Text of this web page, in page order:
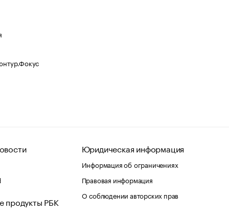
продукты РБК
Юридическая информация
Информация об ограничениях
Правовая информация
О соблюдении авторских прав